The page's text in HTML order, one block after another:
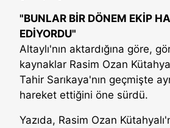
"BUNLAR BİR DÖNEM EKİP
EDİYORDU"
Altaylı'nın aktardığına göre,
kaynaklar Rasim Ozan
Tahir Sarıkaya'nın geçmişte
hareket ettiğini öne sürdü.
Yazıda, Rasim Ozan